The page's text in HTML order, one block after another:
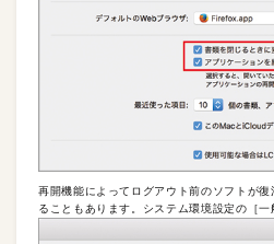
再開機能によってログアウト前のソフトが
ることもあります。システム環境設定の［一